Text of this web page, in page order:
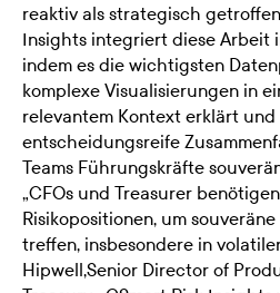
reaktiv als strategisch
Insights integriert diese Arbeit
indem es die wichtigsten
komplexe Visualisierungen in
relevantem Kontext erklärt
entscheidungsreife
Teams Führungskräfte
„CFOs und Treasurer
Risikopositionen, um
treffen, insbesondere in
Hipwell,Senior Director of